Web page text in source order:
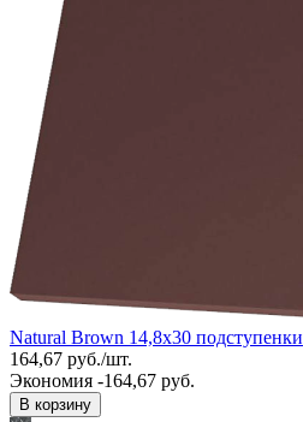
Natural Brown 14,8x30 подступенки
164,67 руб./шт.
Экономия -164,67 руб.
В корзину